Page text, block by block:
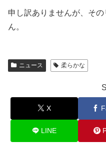
申し訳ありませんが、そ
ん。
ニュース 柔らかな
X
LINE